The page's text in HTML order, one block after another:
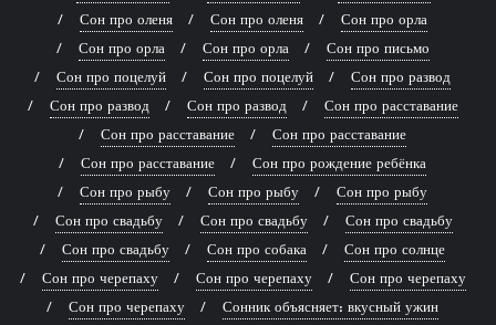
Сон про оленя
Сон про оленя
Сон про орла
Сон про орла
Сон про орла
Сон про письмо
Сон про поцелуй
Сон про поцелуй
Сон про развод
Сон про развод
Сон про развод
Сон про расставание
Сон про расставание
Сон про расставание
Сон про расставание
Сон про рождение ребёнка
Сон про рыбу
Сон про рыбу
Сон про рыбу
Сон про свадьбу
Сон про свадьбу
Сон про свадьбу
Сон про свадьбу
Сон про собака
Сон про солнце
Сон про черепаху
Сон про черепаху
Сон про черепаху
Сон про черепаху
Сонник объясняет: вкусный ужин